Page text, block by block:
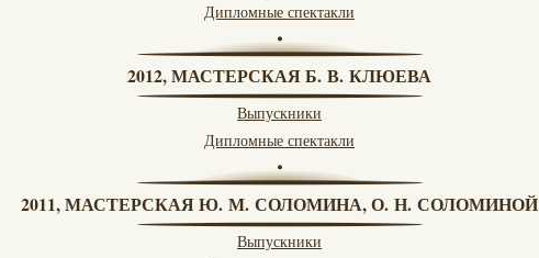
Дипломные спектакли
2012, МАСТЕРСКАЯ Б. В. КЛЮЕВА
Выпускники
Дипломные спектакли
2011, МАСТЕРСКАЯ Ю. М. СОЛОМИНА, О. Н. СОЛОМИНОЙ
Выпускники